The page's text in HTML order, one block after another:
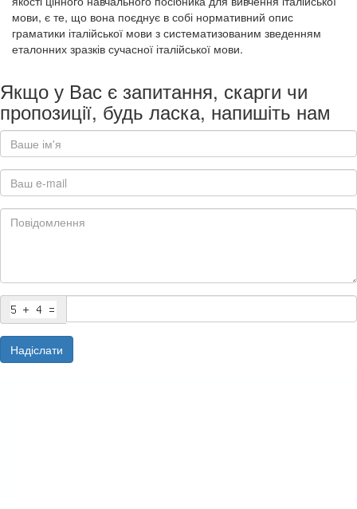
мови, є те, що вона поєднує в собі нормативний опис
граматики італійської мови з систематизованим зведенням
еталонних зразків сучасної італійської мови.
Якщо у Вас є запитання, скарги чи
пропозиції, будь ласка, напишіть нам
Надіслати